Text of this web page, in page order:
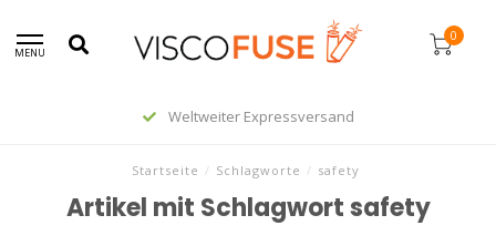
MENU
0
Weltweiter Expressversand
Startseite / Schlagworte / safety
Artikel mit Schlagwort safety